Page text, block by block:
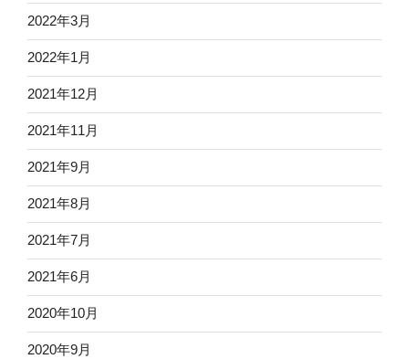
2022年3月
2022年1月
2021年12月
2021年11月
2021年9月
2021年8月
2021年7月
2021年6月
2020年10月
2020年9月